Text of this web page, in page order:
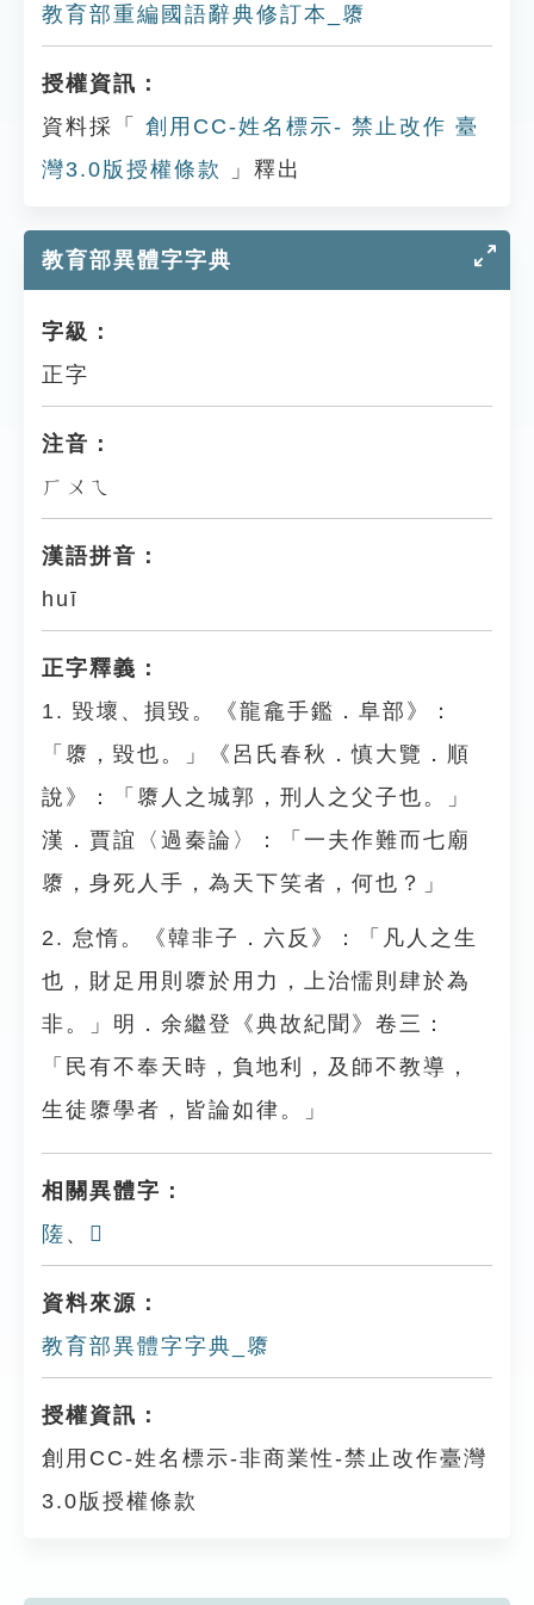
教育部重編國語辭典修訂本_隳
授權資訊：
資料採「
創用CC-姓名標示- 禁止改作 臺
灣3.0版授權條款
」釋出
教育部異體字字典
字級：
正字
注音：
ㄏㄨㄟ
漢語拼音：
huī
正字釋義：
1. 毀壞、損毀。《龍龕手鑑．阜部》：
「隳，毀也。」《呂氏春秋．慎大覽．順
說》：「隳人之城郭，刑人之父子也。」
漢．賈誼〈過秦論〉：「一夫作難而七廟
隳，身死人手，為天下笑者，何也？」
2. 怠惰。《韓非子．六反》：「凡人之生
也，財足用則隳於用力，上治懦則肆於為
非。」明．余繼登《典故紀聞》卷三：
「民有不奉天時，負地利，及師不教導，
生徒隳學者，皆論如律。」
相關異體字：
隓 、 𢀡
資料來源：
教育部異體字字典_隳
授權資訊：
創用CC-姓名標示-非商業性-禁止改作臺灣
3.0版授權條款